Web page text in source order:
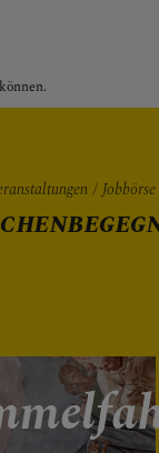
Jobbörse